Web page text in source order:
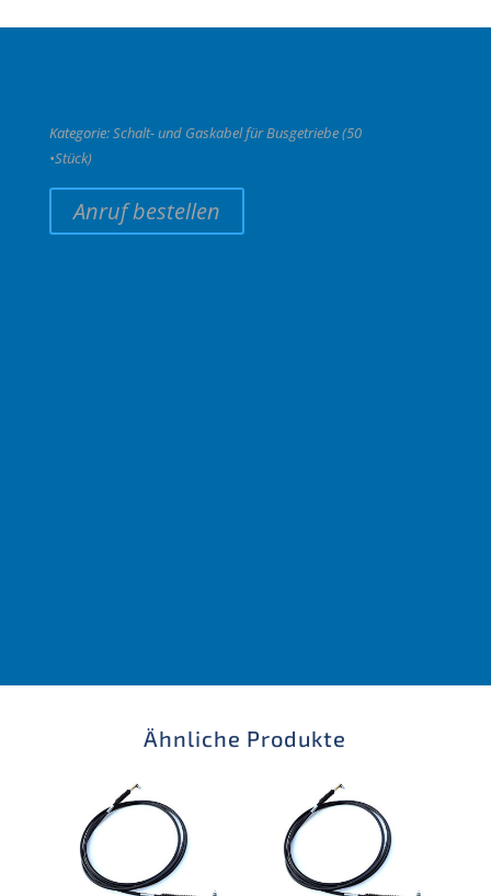
Kategorie:Schalt- und Gaskabel für Busgetriebe (50
•Stück)
Anruf bestellen
Ähnliche Produkte